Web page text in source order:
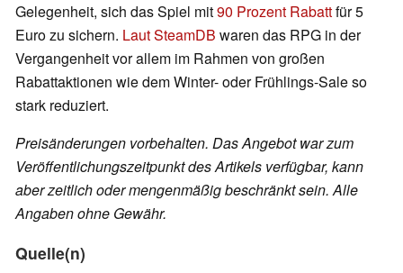
Gelegenheit, sich das Spiel mit90 Prozent Rabattfür 5
Euro zu sichern. Laut SteamDB waren das RPG in der
Vergangenheit vor allem im Rahmen von großen
Rabattaktionen wie dem Winter- oder Frühlings-Sale so
stark reduziert.
Preisänderungen vorbehalten. Das Angebot war zum
Veröffentlichungszeitpunkt des Artikels verfügbar, kann
aber zeitlich oder mengenmäßig beschränkt sein. Alle
Angaben ohne Gewähr.
Quelle(n)